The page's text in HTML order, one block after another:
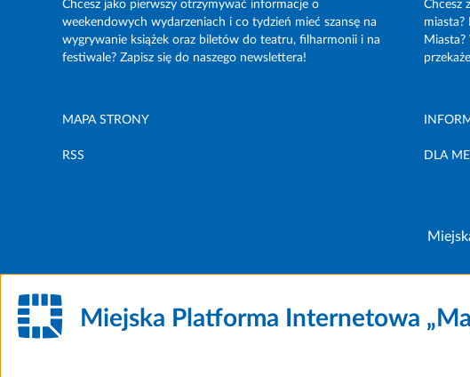
Chcesz jako pierwszy otrzymywać informacje o
weekendowych wydarzeniach i co tydzień mieć szansę na
wygrywanie książek oraz biletów do teatru, filharmonii i na
festiwale? Zapisz się do naszego newslettera!
Chcesz
miasta?
Miasta?
MAPA STRONY
RSS DLA
Miejska Platforma Internetowa